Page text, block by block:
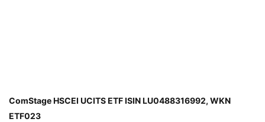
ComStage HSCEI UCITS ETF ISIN LU0488316992, WKN
ETF023